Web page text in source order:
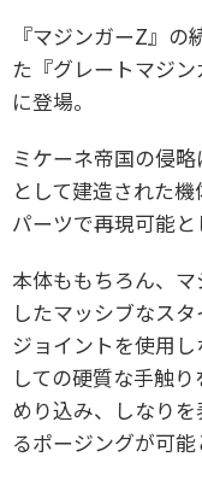
『マジンガーZ』
た『グレートマジ
に登場。
ミケーネ帝国の侵
として建造された
パーツで再現可能と
本体ももちろん、
したマッシブなス
ジョイントを使用
しての硬質な手触
めり込み、しなり
るポージングが可能